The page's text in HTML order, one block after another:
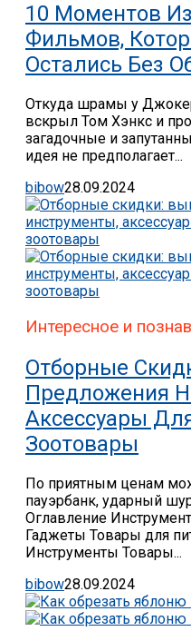
10 Моментов
Фильмов,
Остались Без
Откуда шрамы у
вскрыл Том Хэнкс и
загадочные и
идея не предполагает...
bibow28.09.2024
Интересное и
Отборные
Предложения
Аксессуары
Зоотовары
По приятным ценам
пауэрбанк, ударный
Оглавление
Гаджеты Товары для
Инструменты Товары...
bibow28.09.2024